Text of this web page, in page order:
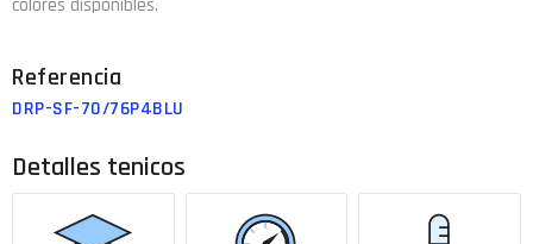
colores disponibles.
DRP-SF-70/76P4BLU
Detalles tenicos